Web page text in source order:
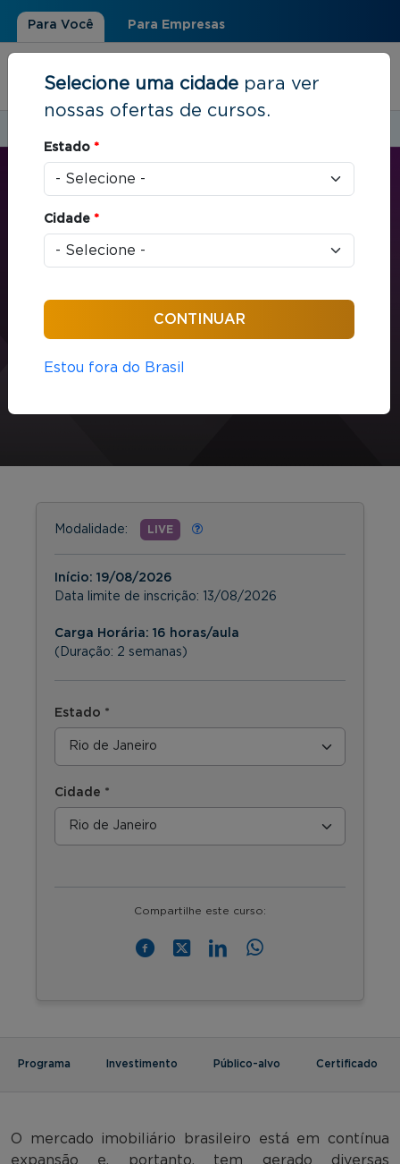
Para Você Para Empresas
Você está aqui
Direito Direito e Negócios Imobiliários
CURTA E MÉDIA DURAÇÃO
Modalidade: LIVE
Início: 19/08/2026
Data limite de inscrição: 13/08/2026
Carga Horária: 16 horas/aula
(Duração: 2 semanas)
Estado *
Cidade *
Compartilhe este curso:
Programa Investimento Público-alvo Certificado
O mercado imobiliário brasileiro está em contínua
expansão e, portanto, tem gerado diversas
Selecione uma cidade para ver
nossas ofertas de cursos.
Estado *
Cidade *
Estou fora do Brasil